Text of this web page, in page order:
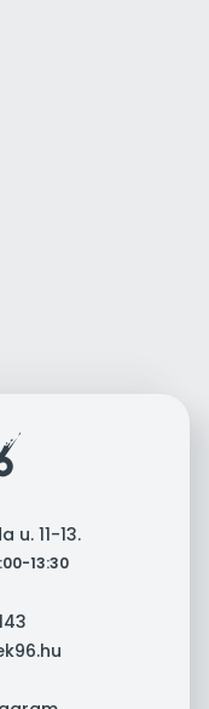
u. 11-13.
13:30